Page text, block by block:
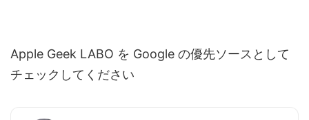
Apple Geek LABO を Google の優先ソースとして
チェックしてください